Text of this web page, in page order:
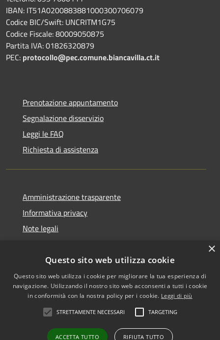
IBAN: IT51A0200883881000300706079
Codice BIC/Swift: UNCRITM1G75
Codice Fiscale: 80009050875
Partita IVA: 01826320879
PEC: protocollo@pec.comune.biancavilla.ct.it
Prenotazione appuntamento
Segnalazione disservizio
Leggi le FAQ
Richiesta di assistenza
Amministrazione trasparente
Informativa privacy
Note legali
Accessibilità
Copyright © 2026 • Comune di
Biancavilla • Powered by
Municipium•Accesso
redazione
×
Questo sito web utilizza cookie
Questo sito web utilizza i cookie per migliorare la tua esperienza di
navigazione. Utilizzando il nostro sito web acconsenti a tutti i cookie
in conformità con la nostra policy per i cookie. Leggi di più
STRETTAMENTE NECESSARI TARGETING
ACCETTA TUTTO RIFIUTA TUTTO